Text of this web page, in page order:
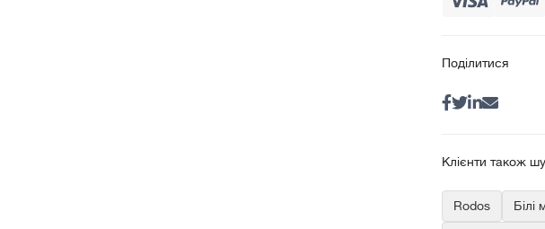
Поділитися
Клієнти також
Rodos Білі